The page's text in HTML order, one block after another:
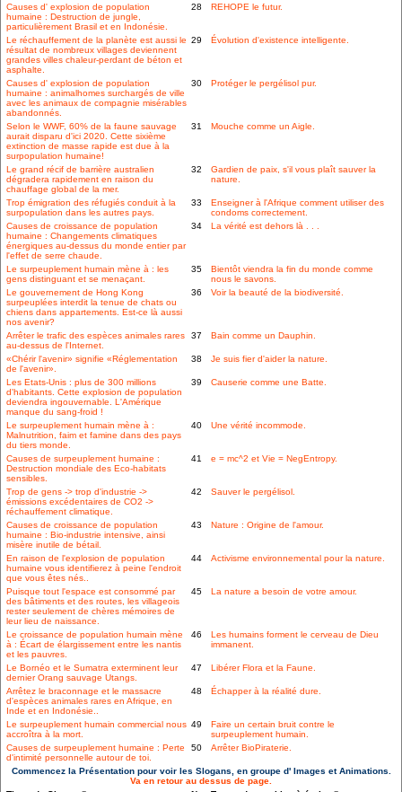
Causes d' explosion de population
humaine : Destruction de jungle,
particulièrement Brasil et en Indonésie.
28 REHOPE le futur.
Le réchauffement de la planète est aussi le
résultat de nombreux villages deviennent
grandes villes chaleur-perdant de béton et
asphalte.
29 Évolution d'existence intelligente.
Causes d' explosion de population
humaine : animalhomes surchargés de ville
avec les animaux de compagnie misérables
abandonnés.
30 Protéger le pergélisol pur.
Selon le WWF, 60% de la faune sauvage
aurait disparu d'ici 2020. Cette sixième
extinction de masse rapide est due à la
surpopulation humaine!
31 Mouche comme un Aigle.
Le grand récif de barrière australien
dégradera rapidement en raison du
chauffage global de la mer.
32
Gardien de paix, s'il vous plaît sauver la
nature.
Trop émigration des réfugiés conduit à la
surpopulation dans les autres pays.
33
Enseigner à l'Afrique comment utiliser des
condoms correctement.
Causes de croissance de population
humaine : Changements climatiques
énergiques au-dessus du monde entier par
l'effet de serre chaude.
34 La vérité est dehors là . . .
Le surpeuplement humain mène à : les
gens distinguant et se menaçant.
35
Bientôt viendra la fin du monde comme
nous le savons.
Le gouvernement de Hong Kong
surpeuplées interdit la tenue de chats ou
chiens dans appartements. Est-ce là aussi
nos avenir?
36 Voir la beauté de la biodiversité.
Arrêter le trafic des espèces animales rares
au-dessus de l'Internet.
37 Bain comme un Dauphin.
«Chérir l'avenir» signifie «Réglementation
de l'avenir».
38 Je suis fier d'aider la nature.
Les Etats-Unis : plus de 300 millions
d'habitants. Cette explosion de population
deviendra ingouvernable. L'Amérique
manque du sang-froid !
39 Causerie comme une Batte.
Le surpeuplement humain mène à :
Malnutrition, faim et famine dans des pays
du tiers monde.
40 Une vérité incommode.
Causes de surpeuplement humaine :
Destruction mondiale des Eco-habitats
sensibles.
41 e = mc^2 et Vie = NegEntropy.
Trop de gens -> trop d'industrie ->
émissions excédentaires de CO2 ->
réchauffement climatique.
42 Sauver le pergélisol.
Causes de croissance de population
humaine : Bio-industrie intensive, ainsi
misère inutile de bétail.
43 Nature : Origine de l'amour.
En raison de l'explosion de population
humaine vous identifierez à peine l'endroit
que vous êtes nés..
44 Activisme environnemental pour la nature.
Puisque tout l'espace est consommé par
des bâtiments et des routes, les villageois
rester seulement de chères mémoires de
leur lieu de naissance.
45 La nature a besoin de votre amour.
Le croissance de population humain mène
à : Écart de élargissement entre les nantis
et les pauvres.
46
Les humains forment le cerveau de Dieu
immanent.
Le Bornéo et le Sumatra exterminent leur
dernier Orang sauvage Utangs.
47 Libérer Flora et la Faune.
Arrêtez le braconnage et le massacre
d'espèces animales rares en Afrique, en
Inde et en Indonésie..
48 Échapper à la réalité dure.
Le surpeuplement humain commercial nous
accroîtra à la mort.
49
Faire un certain bruit contre le
surpeuplement humain.
Causes de surpeuplement humaine : Perte
d'intimité personnelle autour de toi.
50 Arrêter BioPiraterie.
Commencez la Présentation pour voir les Slogans, en groupe d' Images et Animations.
Va en retour au dessus de page.